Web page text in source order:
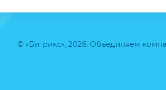
© «Битрикс», 2026. Объединяем